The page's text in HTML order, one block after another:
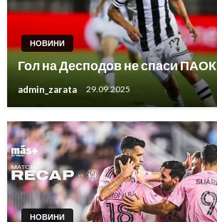
НОВИНИ
Гол на Десподов не спаси ПАОК
admin_zarata 29.09.2025
НОВИНИ